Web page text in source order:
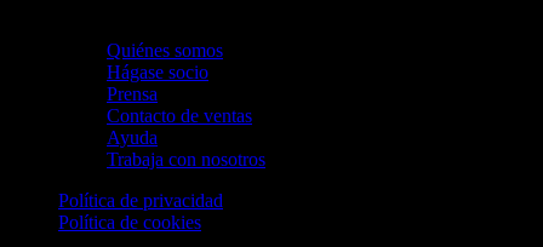
Quiénes somos
Hágase socio
Prensa
Contacto de ventas
Ayuda
Trabaja con nosotros
Política de privacidad
Política de cookies